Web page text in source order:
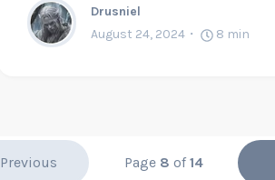
Drusniel
August 24, 2024
8 min
Previous Page 8 of 14